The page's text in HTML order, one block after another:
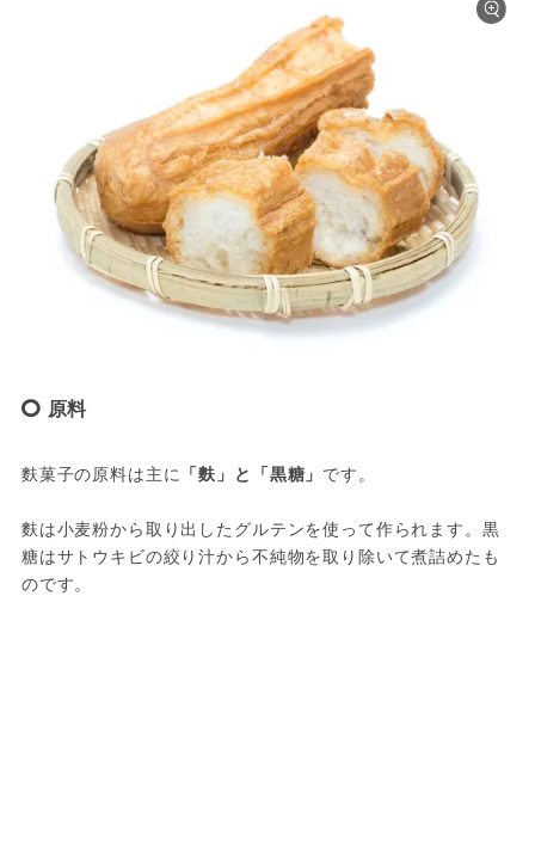
原料
麩菓子の原料は主に 「麩」と「黒糖」 です。
麩は小麦粉から取り出したグルテンを使って作られます。黒
糖はサトウキビの絞り汁から不純物を取り除いて煮詰めたも
のです。